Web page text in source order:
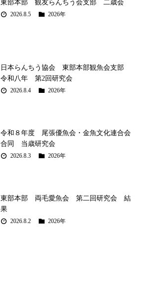
東部本部 観友らんちう会支部 二歳会
2026.8.5 2026年
日本らんちう協会 東部本部観魚会支部
令和八年 第2回研究会
2026.8.4 2026年
令和８年度 尾張優魚会・金魚文化連合会
合同 当歳研究会
2026.8.3 2026年
東部本部 両毛愛魚会 第二回研究会 結
果
2026.8.2 2026年